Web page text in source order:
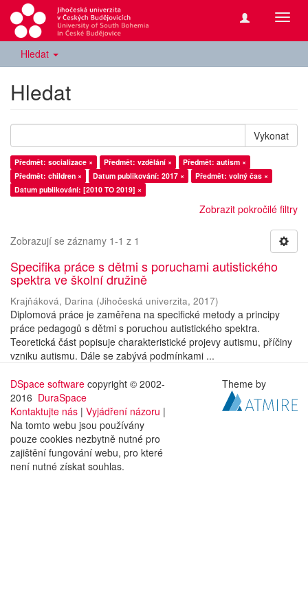
Hledat
Hledat
Vykonat
Předmět: socializace × Předmět: vzdělání ×
Předmět: autism ×
Předmět: children ×
Datum publikování: 2017 ×
Předmět: volný čas ×
Datum publikování: [2010 TO 2019] ×
Zobrazit pokročilé filtry
Zobrazují se záznamy 1-1 z 1
Specifika práce s dětmi s poruchami autistického
spektra ve školní družině
Krajňáková, Darina (Jihočeská univerzita, 2017)
Diplomová práce je zaměřena na specifické metody a principy
práce pedagogů s dětmi s poruchou autistického spektra.
Teoretická část popisuje charakteristické projevy autismu, příčiny
vzniku autismu. Dále se zabývá podmínkami ...
DSpace software copyright © 2002-
2016 DuraSpace
Kontaktujte nás | Vyjádření názoru |
Na tomto webu jsou používány
pouze cookies nezbytně nutné pro
zajištění fungování webu, pro které
není nutné získat souhlas.
Theme by